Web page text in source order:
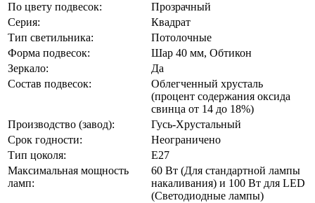
По цвету подвесок:
Прозрачный
Серия:
Квадрат
Тип светильника:
Потолочные
Форма подвесок:
Шар 40 мм, Обтикон
Зеркало:
Да
Состав подвесок:
Облегченный хрусталь
(процент содержания оксида
свинца от 14 до 18%)
Производство (завод):
Гусь-Хрустальный
Срок годности:
Неограничено
Тип цоколя:
Е27
Максимальная мощность
ламп:
60 Вт (Для стандартной лампы
накаливания) и 100 Вт для LED
(Светодиодные лампы)